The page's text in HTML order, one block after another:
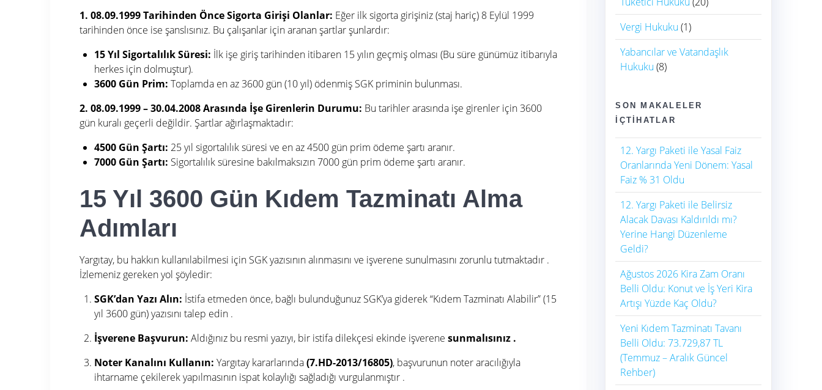
1. 08.09.1999 Tarihinden Önce Sigorta Girişi Olanlar: Eğer ilk sigorta girişiniz (staj hariç) 8 Eylül 1999
tarihinden önce ise şanslısınız. Bu çalışanlar için aranan şartlar şunlardır:
15 Yıl Sigortalılık Süresi: İlk işe giriş tarihinden itibaren 15 yılın geçmiş olması (Bu süre günümüz itibarıyla
herkes için dolmuştur).
3600 Gün Prim: Toplamda en az 3600 gün (10 yıl) ödenmiş SGK priminin bulunması.
2. 08.09.1999 – 30.04.2008 Arasında İşe Girenlerin Durumu: Bu tarihler arasında işe girenler için 3600
gün kuralı geçerli değildir. Şartlar ağırlaşmaktadır:
4500 Gün Şartı: 25 yıl sigortalılık süresi ve en az 4500 gün prim ödeme şartı aranır.
7000 Gün Şartı: Sigortalılık süresine bakılmaksızın 7000 gün prim ödeme şartı aranır.
15 Yıl 3600 Gün Kıdem Tazminatı Alma
Adımları
Yargıtay, bu hakkın kullanılabilmesi için SGK yazısının alınmasını ve işverene sunulmasını zorunlu tutmaktadır .
İzlemeniz gereken yol şöyledir:
SGK’dan Yazı Alın: İstifa etmeden önce, bağlı bulunduğunuz SGK’ya giderek “Kıdem Tazminatı Alabilir” (15
yıl 3600 gün) yazısını talep edin .
İşverene Başvurun: Aldığınız bu resmi yazıyı, bir istifa dilekçesi ekinde işverenesunmalısınız .
Noter Kanalını Kullanın: Yargıtay kararlarında(7.HD-2013/16805), başvurunun noter aracılığıyla
ihtarname çekilerek yapılmasının ispat kolaylığı sağladığı vurgulanmıştır .
Vergi Hukuku (1)
Yabancılar ve Vatandaşlık
Hukuku (8)
SON MAKALELER
İÇTIHATLAR
12. Yargı Paketi ile Yasal Faiz
Oranlarında Yeni Dönem: Yasal
Faiz % 31 Oldu
12. Yargı Paketi ile Belirsiz
Alacak Davası Kaldırıldı mı?
Yerine Hangi Düzenleme
Geldi?
Ağustos 2026 Kira Zam Oranı
Belli Oldu: Konut ve İş Yeri Kira
Artışı Yüzde Kaç Oldu?
Yeni Kıdem Tazminatı Tavanı
Belli Oldu: 73.729,87 TL
(Temmuz – Aralık Güncel
Rehber)